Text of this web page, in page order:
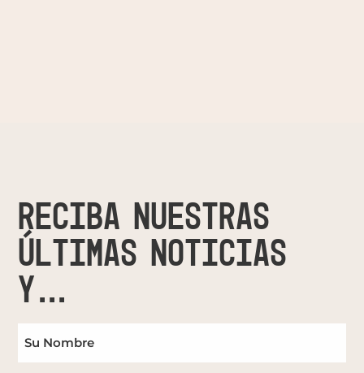
RECIBA NUESTRAS
ÚLTIMAS NOTICIAS
Y
ACTUALIZACIONES